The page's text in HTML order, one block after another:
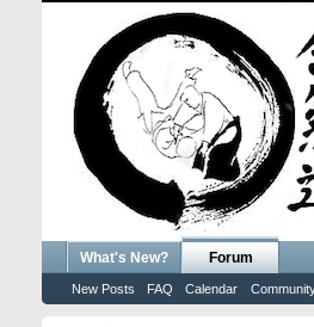
What's New? Forum
New Posts FAQ Calendar